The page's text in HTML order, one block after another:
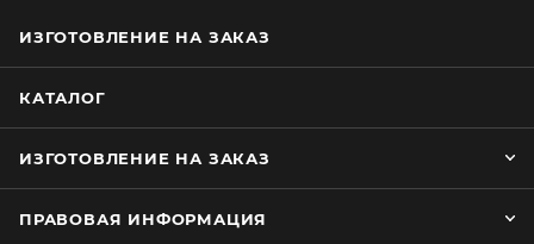
ИЗГОТОВЛЕНИЕ НА ЗАКАЗ
КАТАЛОГ
ИЗГОТОВЛЕНИЕ НА ЗАКАЗ
ПРАВОВАЯ ИНФОРМАЦИЯ